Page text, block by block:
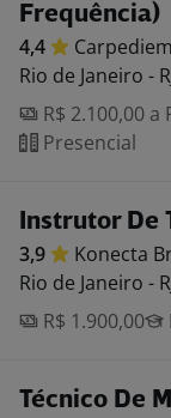
Frequência)
4,4 Carpediem
Rio de Janeiro -
R$ 2.100,00 a
Presencial
Instrutor De
3,9 Konecta
Rio de Janeiro -
R$ 1.900,00
Técnico De